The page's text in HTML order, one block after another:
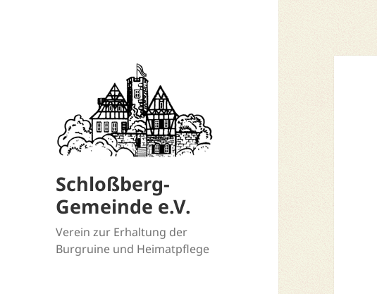
Schloßberg-
Gemeinde e.V.
Verein zur Erhaltung der
Burgruine und Heimatpflege